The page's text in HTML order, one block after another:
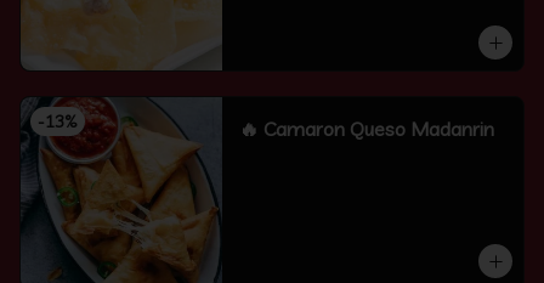
-13% 🔥 Camaron Queso Madanrin